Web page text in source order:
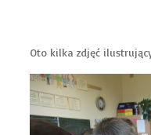
Oto kilka zdjęć